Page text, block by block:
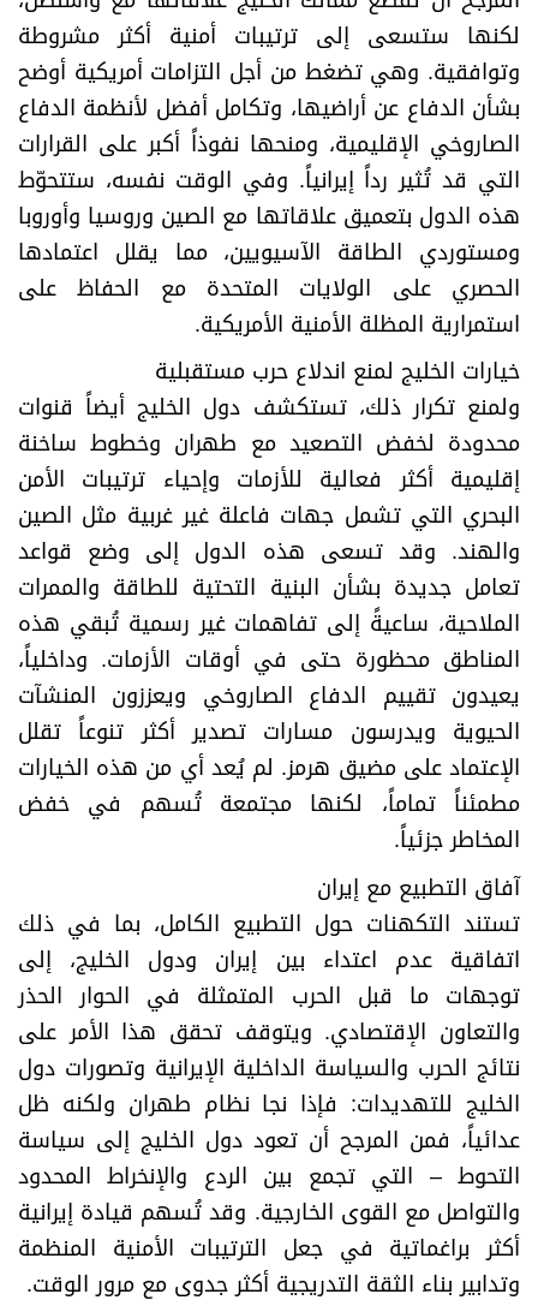
لكنها ستسعى إلى ترتيبات أمنية أكثر مشروطة
وتوافقية. وهي تضغط من أجل التزامات أمريكية أوضح
بشأن الدفاع عن أراضيها، وتكامل أفضل لأنظمة الدفاع
الصاروخي الإقليمية، ومنحها نفوذاً أكبر على القرارات
التي قد تُثير رداً إيرانياً. وفي الوقت نفسه، ستتحوّط
هذه الدول بتعميق علاقاتها مع الصين وروسيا وأوروبا
ومستوردي الطاقة الآسيويين، مما يقلل اعتمادها
الحصري على الولايات المتحدة مع الحفاظ على
استمرارية المظلة الأمنية الأمريكية.
خيارات الخليج لمنع اندلاع حرب مستقبلية
ولمنع تكرار ذلك، تستكشف دول الخليج أيضاً قنوات
محدودة لخفض التصعيد مع طهران وخطوط ساخنة
إقليمية أكثر فعالية للأزمات وإحياء ترتيبات الأمن
البحري التي تشمل جهات فاعلة غير غربية مثل الصين
والهند. وقد تسعى هذه الدول إلى وضع قواعد
تعامل جديدة بشأن البنية التحتية للطاقة والممرات
الملاحية، ساعيةً إلى تفاهمات غير رسمية تُبقي هذه
المناطق محظورة حتى في أوقات الأزمات. وداخلياً،
يعيدون تقييم الدفاع الصاروخي ويعززون المنشآت
الحيوية ويدرسون مسارات تصدير أكثر تنوعاً تقلل
الإعتماد على مضيق هرمز. لم يُعد أي من هذه الخيارات
مطمئناً تماماً، لكنها مجتمعة تُسهم في خفض
المخاطر جزئياً.
آفاق التطبيع مع إيران
تستند التكهنات حول التطبيع الكامل، بما في ذلك
اتفاقية عدم اعتداء بين إيران ودول الخليج، إلى
توجهات ما قبل الحرب المتمثلة في الحوار الحذر
والتعاون الإقتصادي. ويتوقف تحقق هذا الأمر على
نتائج الحرب والسياسة الداخلية الإيرانية وتصورات دول
الخليج للتهديدات: فإذا نجا نظام طهران ولكنه ظل
عدائياً، فمن المرجح أن تعود دول الخليج إلى سياسة
التحوط – التي تجمع بين الردع والإنخراط المحدود
والتواصل مع القوى الخارجية. وقد تُسهم قيادة إيرانية
أكثر براغماتية في جعل الترتيبات الأمنية المنظمة
وتدابير بناء الثقة التدريجية أكثر جدوى مع مرور الوقت.